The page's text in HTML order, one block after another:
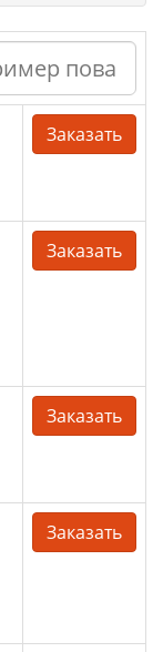
Заказать
Заказать
Заказать
Заказать